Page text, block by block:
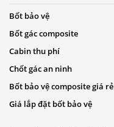
Bốt bảo vệ
Bốt gác composite
Cabin thu phí
Chốt gác an ninh
Bốt bảo vệ composite giá rẻ
Giá lắp đặt bốt bảo vệ